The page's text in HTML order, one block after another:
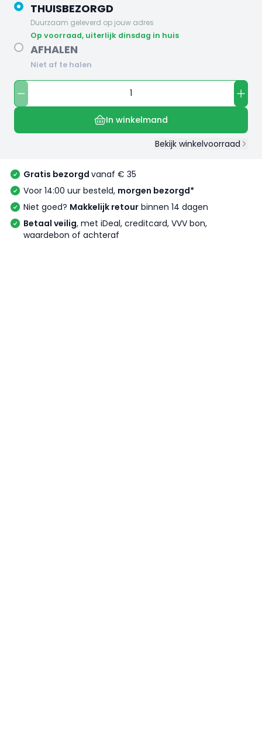
THUISBEZORGD
Duurzaam geleverd op jouw adres
op voorraad, uiterlijk dinsdag in huis
AFHALEN
Niet af te halen
In winkelmand
Bekijk winkelvoorraad
Gratis bezorgd vanaf € 35
Voor 14:00 uur besteld, morgen bezorgd*
Niet goed? Makkelijk retour binnen 14 dagen
Betaal veilig, met iDeal, creditcard, VVV bon,
waardebon of achteraf